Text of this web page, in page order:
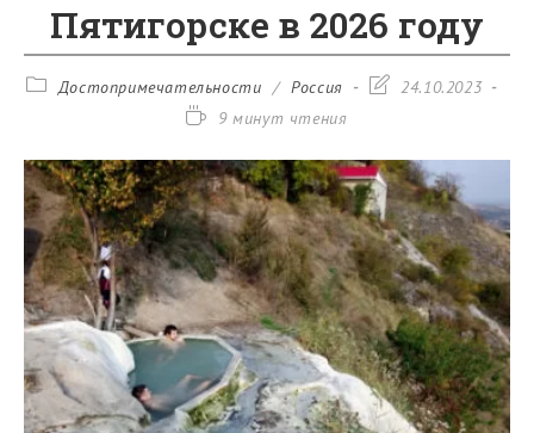
Пятигорске в 2026 году
РубрикаДостопримечательности / Россия
Запись24.10.2023
Время9 минут чтения